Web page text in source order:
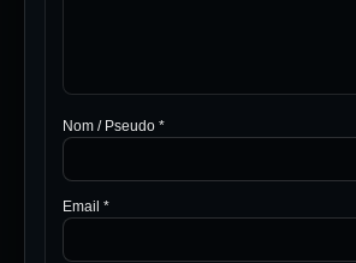
Nom / Pseudo *
Email *